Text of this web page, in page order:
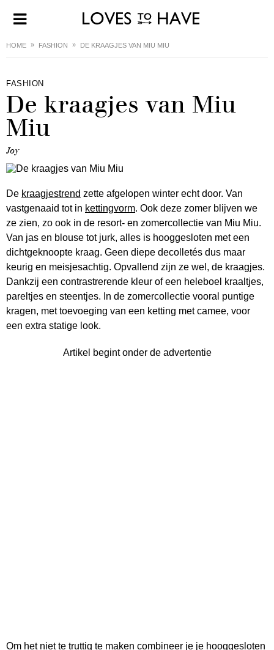
HOME FASHION DE KRAAGJES VAN MIU MIU
FASHION
De kraagjes van Miu
Miu
Joy
De kraagjestrend zette afgelopen winter echt door. Van
vastgenaaid tot in kettingvorm. Ook deze zomer blijven we
ze zien, zo ook in de resort- en zomercollectie van Miu Miu.
Van jas en blouse tot jurk, alles is hooggesloten met een
dichtgeknoopte kraag. Geen diepe decolletés dus maar
keurig en meisjesachtig. Opvallend zijn ze wel, de kraagjes.
Dankzij een contrastrerende kleur of een heleboel kraaltjes,
pareltjes en steentjes. In de zomercollectie vooral puntige
kragen, met toevoeging van een ketting met camee, voor
een extra statige look.
Artikel begint onder de advertentie
Om het niet te truttig te maken combineer je je hooggesloten